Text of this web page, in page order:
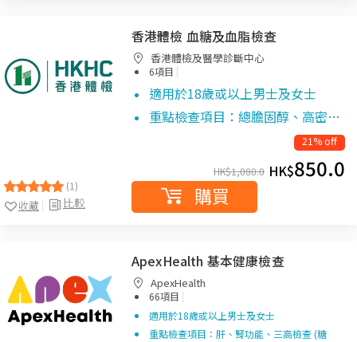
(1)
比較
收藏
香港體檢 血糖及血脂檢查
香港體檢及醫學診斷中心
6項目 |
適用於18歲或以上男士及女士
重點檢查項目： 總膽固醇、高密…
21% off
HK$1,080.0 HK$850.0
購買
ApexHealth 基本健康檢查
ApexHealth
66項目 |
適用於18歲或以上男士及女士
重點檢查項目：肝、腎功能、三高檢查 (糖